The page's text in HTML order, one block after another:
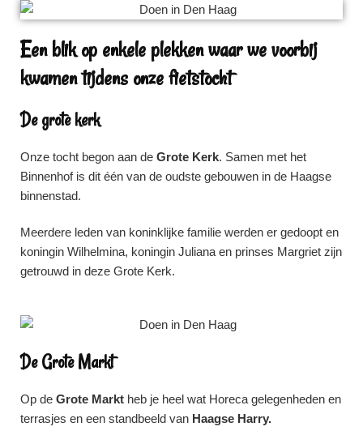
Een blik op enkele plekken waar we voorbij
kwamen tijdens onze fietstocht
De grote kerk
Onze tocht begon aan de Grote Kerk. Samen met het
Binnenhof is dit één van de oudste gebouwen in de Haagse
binnenstad.
Meerdere leden van koninklijke familie werden er gedoopt en
koningin Wilhelmina, koningin Juliana en prinses Margriet zijn
getrouwd in deze Grote Kerk.
De Grote Markt
Op de Grote Markt heb je heel wat Horeca gelegenheden en
terrasjes en een standbeeld van Haagse Harry.